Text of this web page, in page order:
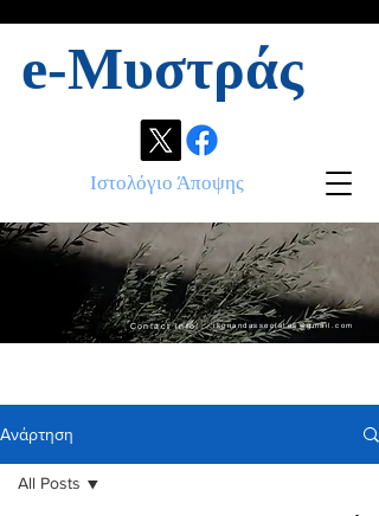
e-Μυστράς
Ιστολόγιο Άποψης
Contact info: ikonandassociates@gmail.com
Ανάρτηση
All Posts